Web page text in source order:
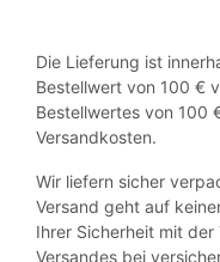
Die Lieferung ist
Bestellwert von 100 €
Bestellwertes von 100
Versandkosten.
Wir liefern sicher
Versand geht auf
Ihrer Sicherheit mit
Versandes bei